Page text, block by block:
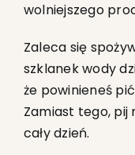
wolniejszego
Zaleca się
szklanek wody
że powinieneś
Zamiast tego, pij
cały dzień.